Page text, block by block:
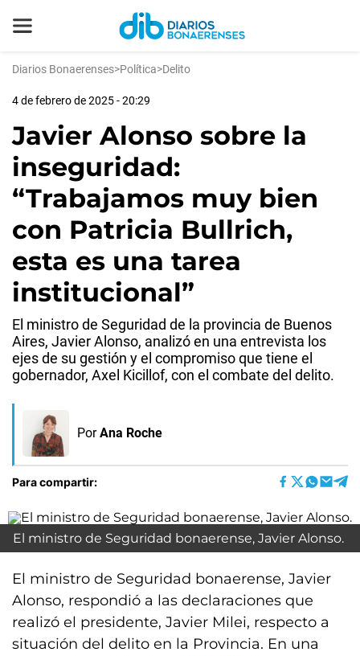
Diarios Bonaerenses>Política>Delito
4 de febrero de 2025 - 20:29
Javier Alonso sobre la
inseguridad:
“Trabajamos muy bien
con Patricia Bullrich,
esta es una tarea
institucional”
El ministro de Seguridad de la provincia de Buenos
Aires, Javier Alonso, analizó en una entrevista los
ejes de su gestión y el compromiso que tiene el
gobernador, Axel Kicillof, con el combate del delito.
Por Ana Roche
Para compartir:
El ministro de Seguridad bonaerense, Javier Alonso.
El ministro de Seguridad bonaerense, Javier
Alonso, respondió a las declaraciones que
realizó el presidente, Javier Milei, respecto a
situación del delito en la Provincia. En una